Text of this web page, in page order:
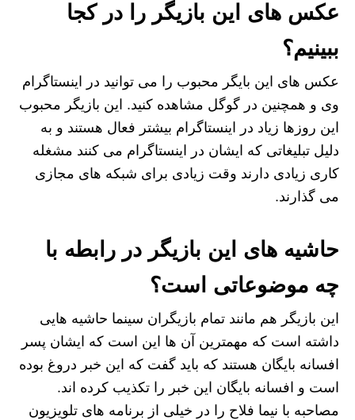
عکس های این بازیگر را در کجا
ببینیم؟
عکس های این بایگر محبوب را می توانید در اینستاگرام
وی و همچنین در گوگل مشاهده کنید. این بازیگر محبوب
این روزها زیاد در اینستاگرام بیشتر فعال هستند و به
دلیل تبلیغاتی که ایشان در اینستاگرام می کنند مشغله
کاری زیادی دارند وقت زیادی برای شبکه های مجازی
می گذارند.
حاشیه های این بازیگر در رابطه با
چه موضوعاتی است؟
این بازیگر هم مانند تمام بازیگران سینما حاشیه هایی
داشته است که مهمترین آن ها این است که ایشان پسر
افسانه بایگان هستند که باید گفت که این خبر دروغ بوده
است و افسانه بایگان این خبر را تکذیب کرده اند.
مصاحبه با نیما فلاح را در خیلی از برنامه های تلویزیون